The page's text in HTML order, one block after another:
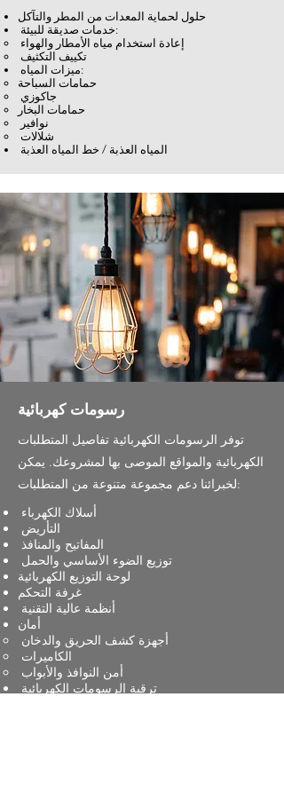
حلول لحماية المعدات من المطر والتآكل
خدمات صديقة للبيئة:
إعادة استخدام مياه الأمطار والهواء
تكييف التكثيف
ميزات المياه:
حمامات السباحة
حمامات البخار
نوافير
شلالات
المياه العذبة / خط المياه العذبة
رسومات كهربائية
توفر الرسومات الكهربائية تفاصيل المتطلبات
الكهربائية والمواقع الموصى بها لمشروعك. يمكن
لخبرائنا دعم مجموعة متنوعة من المتطلبات:
أسلاك الكهرباء
التأريض
المفاتيح والمنافذ
توزيع الضوء الأساسي والحمل
لوحة التوزيع الكهربائية
غرفة التحكم
أنظمة عالية التقنية
أمان
أجهزة كشف الحريق والدخان
الكاميرات
أمن النوافذ والأبواب
ترقية الرسومات الكهربائية